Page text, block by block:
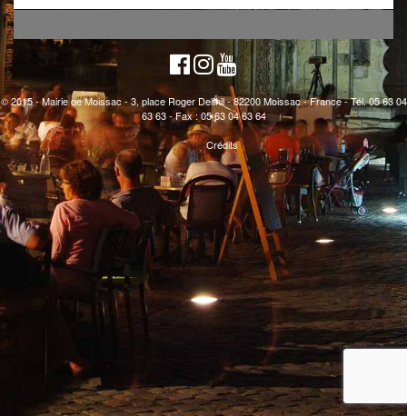
© 2015 - Mairie de Moissac - 3, place Roger Delthil - 82200 Moissac - France - Tél. 05 63 04
63 63 - Fax : 05 63 04 63 64
Crédits